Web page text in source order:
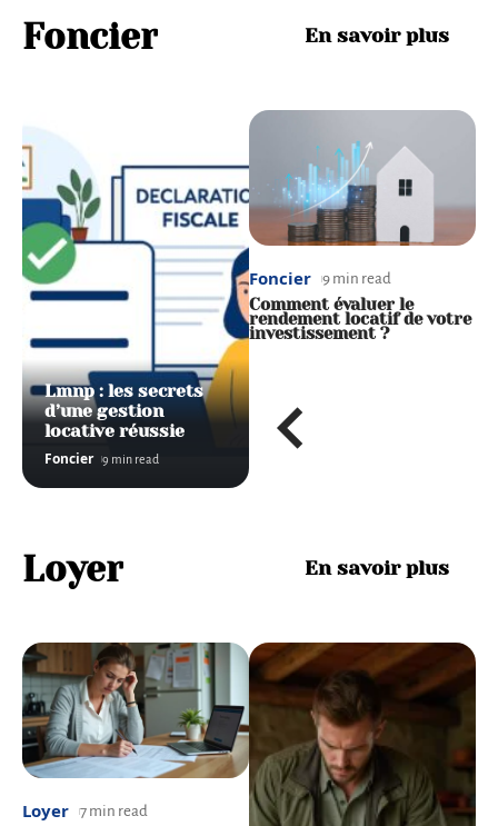
Foncier En savoir plus
Lmnp : les secrets
d’une gestion
locative réussie
Foncier 9 min read
Foncier
Peut-on revendre
facilement avec un statut
LMNP Mobil Home ?
Foncier 9 min read
Comment évaluer le
rendement locatif de votre
investissement ?
Loyer En savoir plus
Loyer 7 min read Loyer 6 min read